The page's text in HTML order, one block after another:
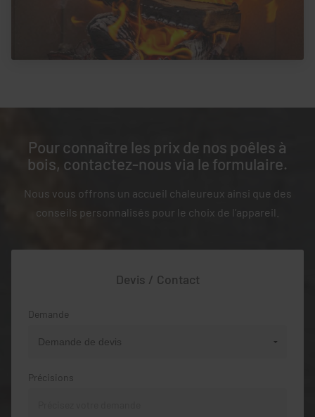
Pour connaître les prix de nos poêles à
bois, contactez-nous via le formulaire.
Nous vous offrons un accueil chaleureux ainsi que des
conseils personnalisés pour le choix de l’appareil.
Devis / Contact
Demande
Précisions